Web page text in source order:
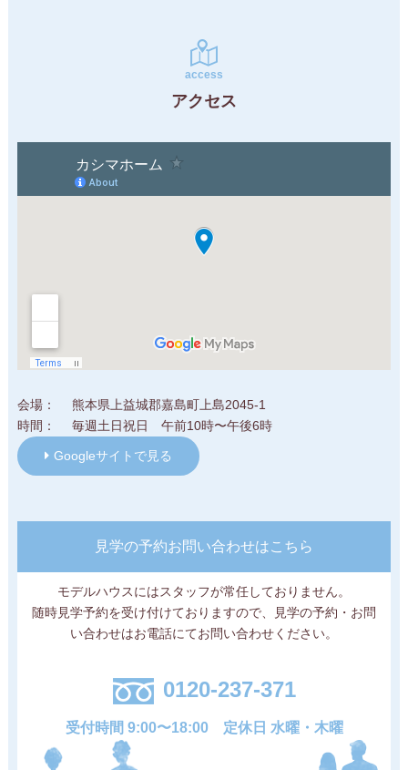
access
アクセス
会場
熊本県上益城郡嘉島町上島2045-1
時間
毎週土日祝日 午前10時〜午後6時
Googleサイトで見る
見学の予約お問い合わせはこちら
モデルハウスにはスタッフが常任しておりません。
随時見学予約を受け付けておりますので、見学の予約・お問
い合わせはお電話にてお問い合わせください。
0120-237-371
受付時間 9:00〜18:00 定休日 水曜・木曜